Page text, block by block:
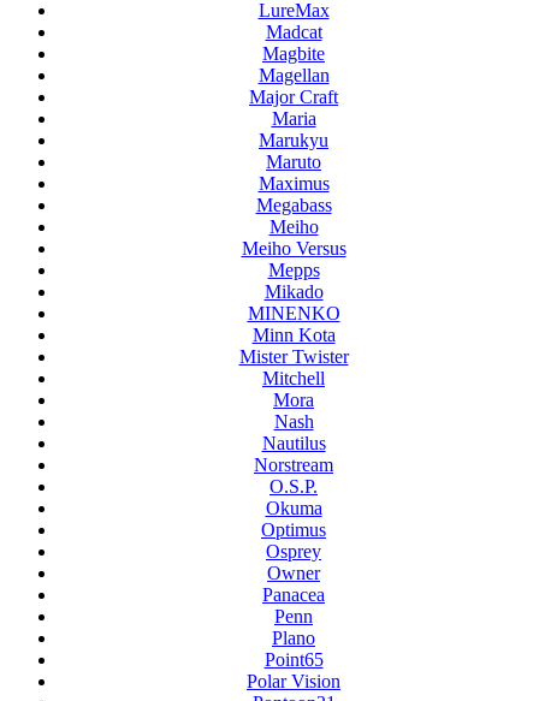
LureMax
Madcat
Magbite
Magellan
Major Craft
Maria
Marukyu
Maruto
Maximus
Megabass
Meiho
Meiho Versus
Mepps
Mikado
MINENKO
Minn Kota
Mister Twister
Mitchell
Mora
Nash
Nautilus
Norstream
O.S.P.
Okuma
Optimus
Osprey
Owner
Panacea
Penn
Plano
Point65
Polar Vision